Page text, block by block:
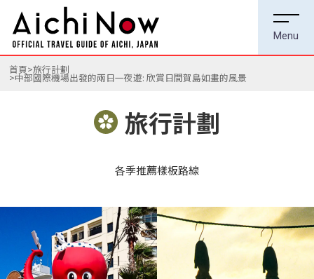
首頁 旅行計劃
中部國際機場出發的兩日一夜遊: 欣賞日間賀島如畫的風景
旅行計劃
各季推薦樣板路線